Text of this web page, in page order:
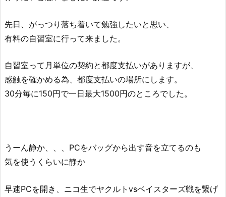
先日、がっつり落ち着いて勉強したいと思い、
有料の自習室に行って来ました。
自習室って月単位の契約と都度支払いがありますが、
感触を確かめる為、都度支払いの場所にします。
30分毎に150円で一日最大1500円のところでした。
うーん静か、、、PCをバッグから出す音を立てるのも
気を使うくらいに静か
早速PCを開き、ニコ生でヤクルトvsベイスターズ戦を繋げ